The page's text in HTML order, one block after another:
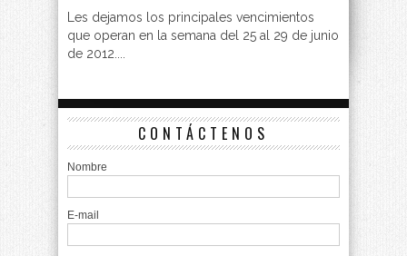
Les dejamos los principales vencimientos
que operan en la semana del 25 al 29 de junio
de 2012....
CONTÁCTENOS
Nombre
E-mail